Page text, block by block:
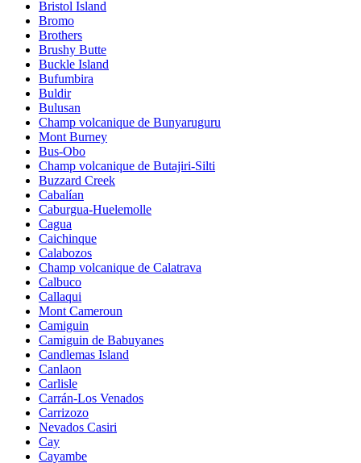
Bristol Island
Bromo
Brothers
Brushy Butte
Buckle Island
Bufumbira
Buldir
Bulusan
Champ volcanique de Bunyaruguru
Mont Burney
Bus-Obo
Champ volcanique de Butajiri-Silti
Buzzard Creek
Cabalían
Caburgua-Huelemolle
Cagua
Caichinque
Calabozos
Champ volcanique de Calatrava
Calbuco
Callaqui
Mont Cameroun
Camiguin
Camiguin de Babuyanes
Candlemas Island
Canlaon
Carlisle
Carrán-Los Venados
Carrizozo
Nevados Casiri
Cay
Cayambe